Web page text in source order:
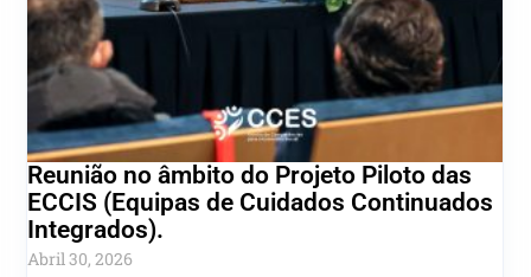
Reunião no âmbito do Projeto Piloto das
ECCIS (Equipas de Cuidados Continuados
Integrados).
Abril 30, 2026